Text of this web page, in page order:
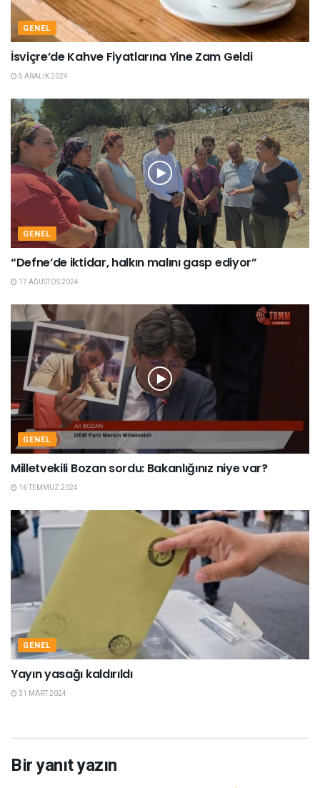
GENEL
İsviçre’de Kahve Fiyatlarına Yine Zam Geldi
5 ARALIK 2024
GENEL
“Defne’de iktidar, halkın malını gasp ediyor”
17 AĞUSTOS 2024
GENEL
Milletvekili Bozan sordu: Bakanlığınız niye var?
16 TEMMUZ 2024
GENEL
Yayın yasağı kaldırıldı
31 MART 2024
Bir yanıt yazın